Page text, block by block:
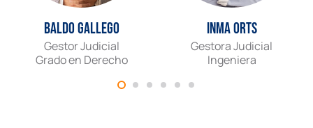
Baldo Gallego
Gestor Judicial
Grado en Derecho
Inma Orts
Gestora Judicial
Ingeniera